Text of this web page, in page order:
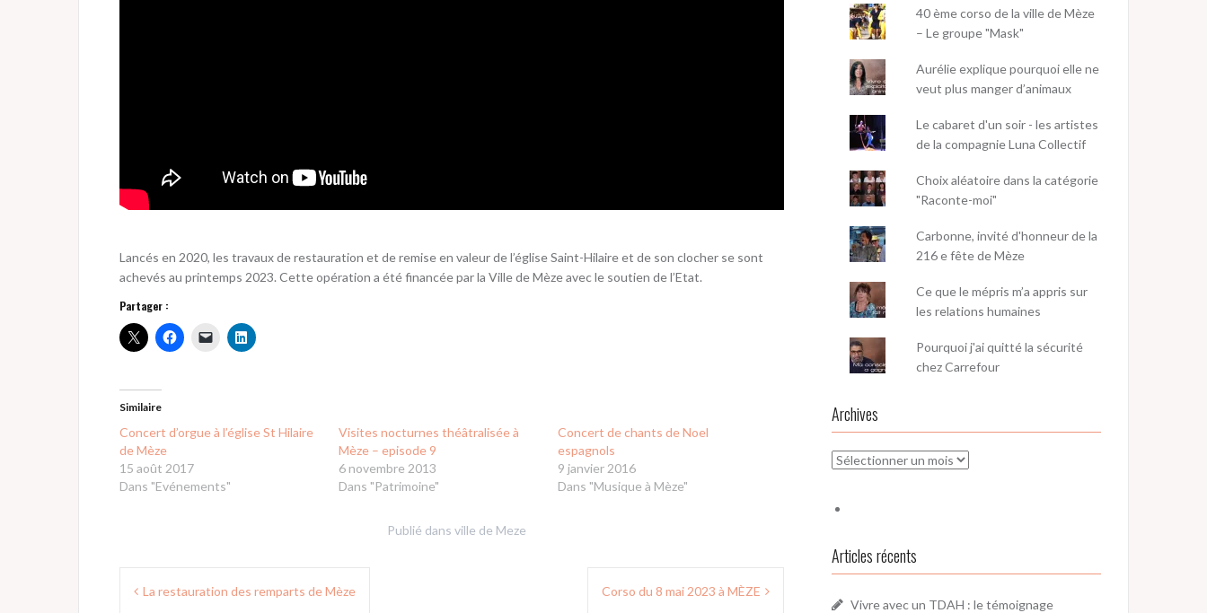
Lancés en 2020, les travaux de restauration et de remise en valeur de l’église Saint-Hilaire et de son clocher se sont
achevés au printemps 2023. Cette opération a été financée par la Ville de Mèze avec le soutien de l’Etat.
Partager :
Similaire
Concert d’orgue à l’église St Hilaire
de Mèze
15 août 2017
Dans "Evénements"
Visites nocturnes théâtralisée à
Mèze – episode 9
6 novembre 2013
Dans "Patrimoine"
Concert de chants de Noel
espagnols
9 janvier 2016
Dans "Musique à Mèze"
Publié dans ville de Meze
Navigation
La restauration des remparts de Mèze Corso du 8 mai 2023 à MÈZE
40 ème corso de la ville de Mèze
– Le groupe "Mask"
Aurélie explique pourquoi elle ne
veut plus manger d’animaux
Le cabaret d'un soir - les artistes
de la compagnie Luna Collectif
Choix aléatoire dans la catégorie
"Raconte-moi"
Carbonne, invité d'honneur de la
216 e fête de Mèze
Ce que le mépris m’a appris sur
les relations humaines
Pourquoi j'ai quitté la sécurité
chez Carrefour
Archives
Archives
Articles récents
Vivre avec un TDAH : le témoignage